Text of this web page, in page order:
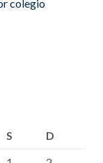
colegio
S
D